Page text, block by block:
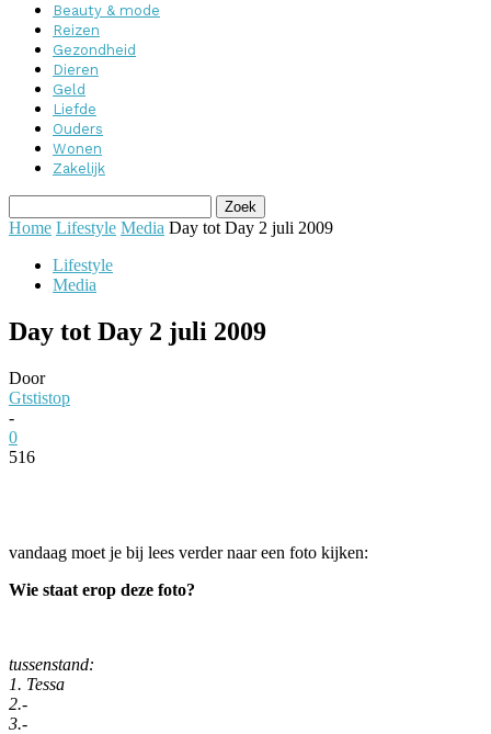
Beauty & mode
Reizen
Gezondheid
Dieren
Geld
Liefde
Ouders
Wonen
Zakelijk
Home Lifestyle Media Day tot Day 2 juli 2009
Lifestyle
Media
Day tot Day 2 juli 2009
Door
Gtstistop
-
0
516
vandaag moet je bij lees verder naar een foto kijken:
Wie staat erop deze foto?
tussenstand:
1. Tessa
2.-
3.-